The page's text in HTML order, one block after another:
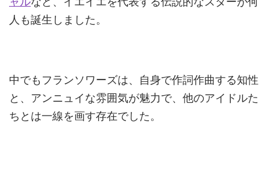
人も誕生しました。
中でもフランソワーズは、自身で作詞作曲する知性
と、アンニュイな雰囲気が魅力で、他のアイドルた
ちとは一線を画す存在でした。